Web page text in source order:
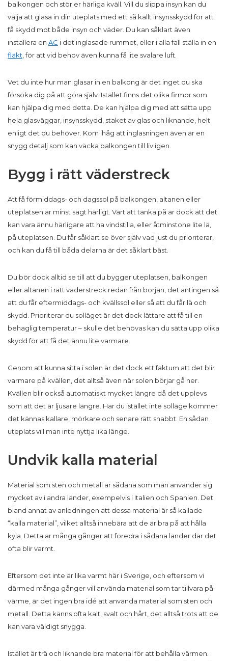
balkongen och stör er härliga kväll. Vill du slippa insyn kan du
välja att glasa in din uteplats med ett så kallt insynsskydd för att
få skydd mot både insyn och väder. Du kan såklart även
installera en AC i det inglasade rummet, eller i alla fall ställa in en
fläkt , för att vid behov även kunna få lite svalare luft.
Vet du inte hur man glasar in en balkong är det inget du ska
försöka dig på att göra själv. Istället finns det olika firmor som
kan hjälpa dig med detta. De kan hjälpa dig med att sätta upp
hela glasväggar, insynsskydd, staket av glas och liknande, helt
enligt det du behöver. Kom ihåg att inglasningen även är en
snygg detalj som kan väcka balkongen till liv igen.
Bygg i rätt väderstreck
Att få förmiddags- och dagssol på balkongen, altanen eller
uteplatsen är minst sagt härligt. Värt att tänka på är dock att det
kan vara ännu härligare att ha vindstilla, eller åtminstone lite lä,
på uteplatsen. Du får såklart se över själv vad just du prioriterar,
och kan du få till båda delarna är det såklart bäst.
Du bör dock alltid se till att du bygger uteplatsen, balkongen
eller altanen i rätt väderstreck redan från början, det antingen så
att du får eftermiddags- och kvällssol eller så att du får lä och
skydd. Prioriterar du solläget är det dock lättare att få till en
behaglig temperatur – skulle det behövas kan du sätta upp olika
skydd för att få det ännu lite varmare.
Genom att kunna sitta i solen är det dock ett faktum att det blir
varmare på kvällen, det alltså även när solen börjar gå ner.
Kvällen blir också automatiskt mycket längre då det upplevs
som att det är ljusare längre. Har du istället inte solläge kommer
det kännas kallare, mörkare och senare rätt snabbt. En sådan
uteplats vill man inte nyttja lika länge.
Undvik kalla material
Material som sten och metall är sådana som man använder sig
mycket av i andra länder, exempelvis i Italien och Spanien. Det
bland annat av anledningen att dessa material är så kallade
“kalla material”, vilket alltså innebära att de är bra på att hålla
kyla. Detta är många gånger att föredra i sådana länder där det
ofta blir varmt.
Eftersom det inte är lika varmt här i Sverige, och eftersom vi
därmed många gånger vill använda material som tar tillvara på
värme, är det ingen bra idé att använda material som sten och
metall. Detta känns ofta kalt, svalt och hårt, det alltså trots att de
kan vara väldigt snygga.
Istället är trä och liknande bra material för att behålla värmen.